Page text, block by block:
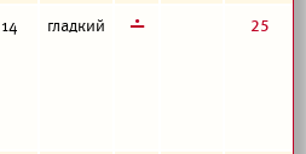
14 гладкий г 25